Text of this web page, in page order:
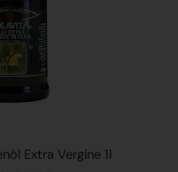
Extra Vergine 1l